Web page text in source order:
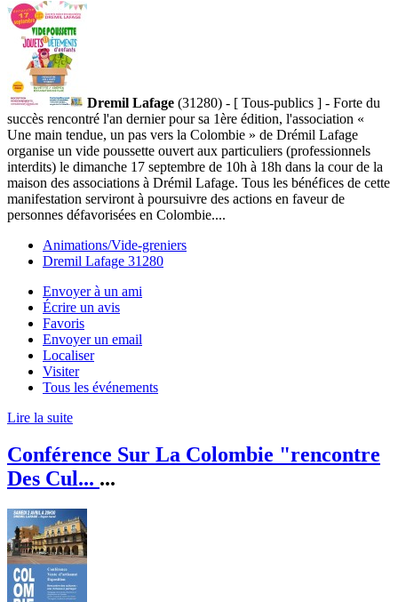
Dremil Lafage (31280) - [ Tous-publics ] - Forte du
succès rencontré l'an dernier pour sa 1ère édition, l'association «
Une main tendue, un pas vers la Colombie » de Drémil Lafage
organise un vide poussette ouvert aux particuliers (professionnels
interdits) le dimanche 17 septembre de 10h à 18h dans la cour de la
maison des associations à Drémil Lafage. Tous les bénéfices de cette
manifestation serviront à poursuivre des actions en faveur de
personnes défavorisées en Colombie....
Animations/Vide-greniers
Dremil Lafage 31280
Envoyer à un ami
Écrire un avis
Favoris
Envoyer un email
Localiser
Visiter
Tous les événements
Lire la suite
Conférence Sur La Colombie "rencontre
Des Cul... ...